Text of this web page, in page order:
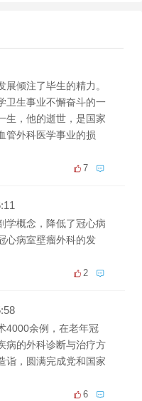
倾注了毕生的精力。
卫生事业不懈奋斗的一
生，他的逝世，是国家
管外科医学事业的损
7
学概念，降低了冠心病
心病室壁瘤外科的发
2
4000余例，在老年冠
病的外科诊断与治疗方
诣，圆满完成党和国家
6